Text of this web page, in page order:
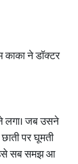
काका ने डॉक्टर
लगा। जब उसने
पर घूमती
उसे सब समझ आ